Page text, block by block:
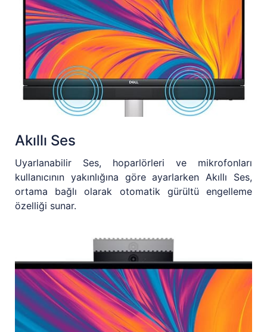
Akıllı Ses
Uyarlanabilir Ses, hoparlörleri ve mikrofonları
kullanıcının yakınlığına göre ayarlarken Akıllı Ses,
ortama bağlı olarak otomatik gürültü engelleme
özelliği sunar.